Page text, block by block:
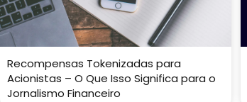
Recompensas Tokenizadas para
Acionistas – O Que Isso Significa para o
Jornalismo Financeiro